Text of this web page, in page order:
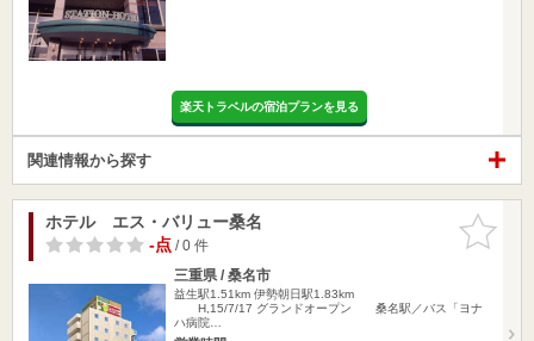
楽天トラベルの宿泊プランを見る
関連情報から探す
お気に入
りに追加
ホテル エス・バリュー桑名
-点/ 0 件
三重県 / 桑名市
益生駅1.51km 伊勢朝日駅1.83km
H,15/7/17 グランドオープン 桑名駅／バス「ヨナ
ハ病院…